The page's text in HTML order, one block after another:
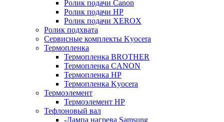
Ролик подачи Canon
Ролик подачи HP
Ролик подачи XEROX
Ролик подхвата
Сервисные комплекты Kyocera
Термопленка
Термопленка BROTHER
Термопленка CANON
Термопленка HP
Термопленка Kyocera
Термоэлемент
Термоэлемент НР
Тефлоновый вал
-Лампа нагрева Samsung